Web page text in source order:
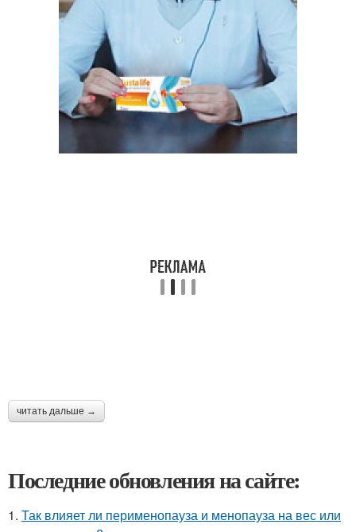
читать дальше →
Последние обновления на сайте:
1. Так влияет ли перименопауза и менопауза на вес или